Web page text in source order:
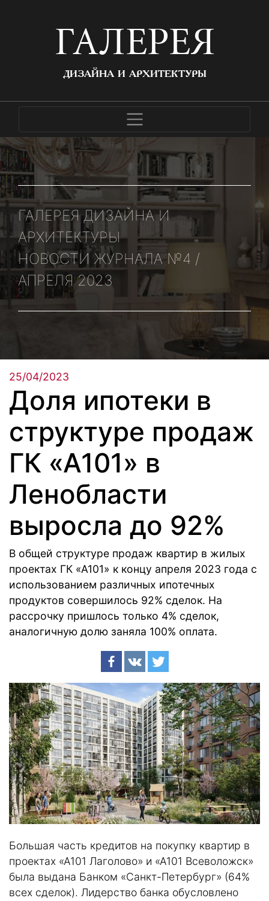
ГАЛЕРЕЯ
ДИЗАЙНА И АРХИТЕКТУРЫ
ГАЛЕРЕЯ ДИЗАЙНА И
АРХИТЕКТУРЫ
НОВОСТИ ЖУРНАЛА №4 /
АПРЕЛЯ 2023
25/04/2023
Доля ипотеки в
структуре продаж
ГК «А101» в
Ленобласти
выросла до 92%
В общей структуре продаж квартир в жилых
проектах ГК «А101» к концу апреля 2023 года с
использованием различных ипотечных
продуктов совершилось 92% сделок. На
рассрочку пришлось только 4% сделок,
аналогичную долю заняла 100% оплата.
Большая часть кредитов на покупку квартир в
проектах «А101 Лаголово» и «А101 Всеволожск»
была выдана Банком «Санкт-Петербург» (64%
всех сделок). Лидерство банка обусловлено